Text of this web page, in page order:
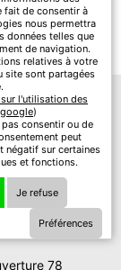
78
fait de consentir à
nous permettra
données telles que
de navigation.
relatives à votre
site sont partagées
l'utilisation des
)
pas consentir ou de
peut
négatif sur certaines
et fonctions.
Je refuse
Préférences